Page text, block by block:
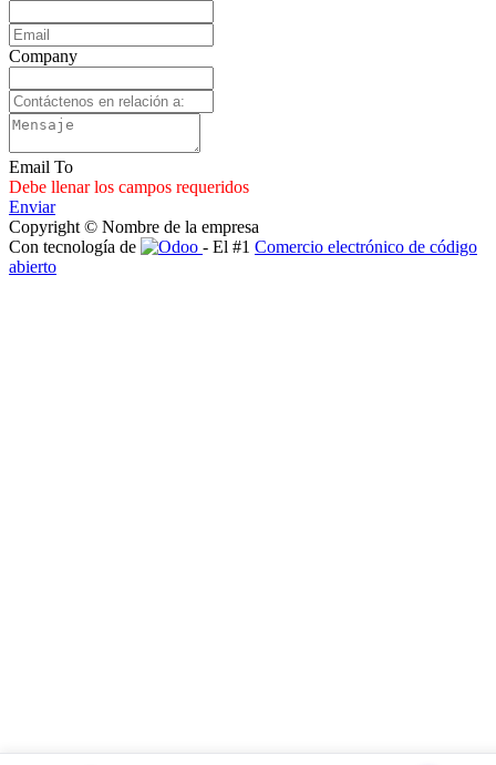
Company
Email To
Debe llenar los campos requeridos
Enviar
Copyright © Nombre de la empresa
Con tecnología de
- El #1 Comercio electrónico de código
abierto